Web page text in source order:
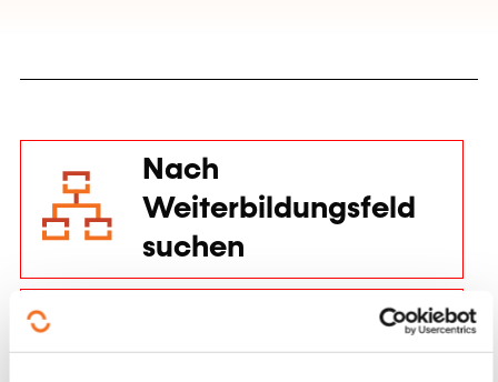
Nach
Weiterbildungsfeld
suchen
Das Verzeichnis der
Weiterbildungsanbie